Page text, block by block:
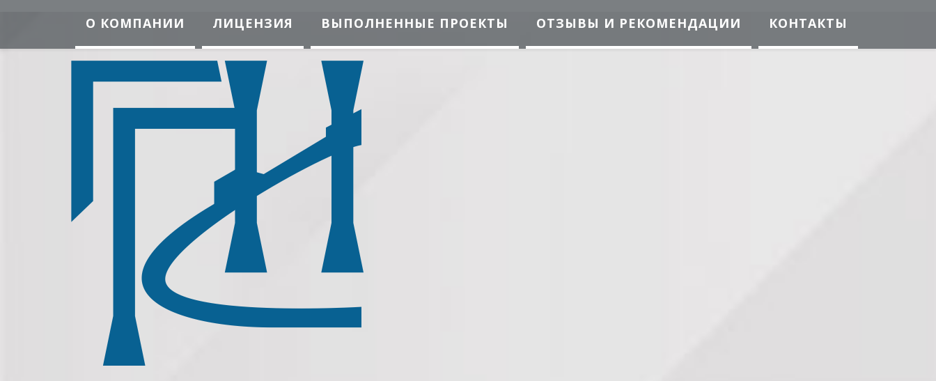
О КОМПАНИИ ЛИЦЕНЗИЯ ВЫПОЛНЕННЫЕ ПРОЕКТЫ ОТЗЫВЫ И РЕКОМЕНДАЦИИ КОНТАКТЫ